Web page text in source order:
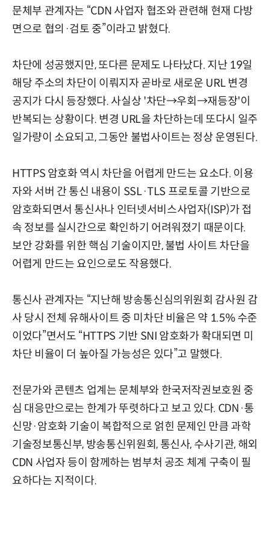
문체부 관계자는 “CDN 사업자 협조와 관련해 현재 다방
면으로 협의·검토 중”이라고 밝혔다.
차단에 성공했지만, 또다른 문제도 나타났다. 지난 19일
해당 주소의 차단이 이뤄지자 곧바로 새로운 URL 변경
공지가 다시 등장했다. 사실상 '차단→우회→재등장'이
반복되는 상황이다. 변경 URL을 차단하는데 또다시 일주
일가량이 소요되고, 그동안 불법사이트는 정상 운영된다.
HTTPS 암호화 역시 차단을 어렵게 만드는 요소다. 이용
자와 서버 간 통신 내용이 SSL·TLS 프로토콜 기반으로
암호화되면서 통신사나 인터넷서비스사업자(ISP)가 접
속 정보를 실시간으로 확인하기 어려워졌기 때문이다.
보안 강화를 위한 핵심 기술이지만, 불법 사이트 차단을
어렵게 만드는 요인으로도 작용했다.
통신사 관계자는 “지난해 방송통신심의위원회 감사원 감
사 당시 전체 유해사이트 중 미차단 비율은 약 1.5% 수준
이었다”면서도 “HTTPS 기반 SNI 암호화가 확대되면 미
차단 비율이 더 높아질 가능성은 있다”고 말했다.
전문가와 콘텐츠 업계는 문체부와 한국저작권보호원 중
심 대응만으로는 한계가 뚜렷하다고 보고 있다. CDN·통
신망·암호화 기술이 복합적으로 얽힌 문제인 만큼 과학
기술정보통신부, 방송통신위원회, 통신사, 수사기관, 해외
CDN 사업자 등이 함께하는 범부처 공조 체계 구축이 필
요하다는 지적이다.